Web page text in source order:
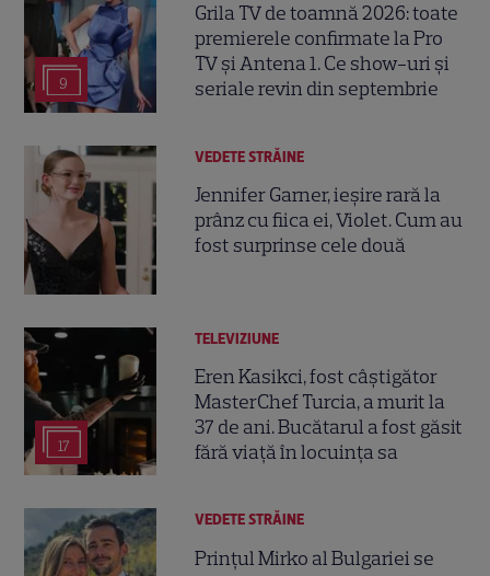
9
Grila TV de toamnă 2026: toate
premierele confirmate la Pro
TV și Antena 1. Ce show-uri și
seriale revin din septembrie
VEDETE STRĂINE
Jennifer Garner, ieșire rară la
prânz cu fiica ei, Violet. Cum au
fost surprinse cele două
17
TELEVIZIUNE
Eren Kasikci, fost câștigător
MasterChef Turcia, a murit la
37 de ani. Bucătarul a fost găsit
fără viață în locuința sa
VEDETE STRĂINE
Prințul Mirko al Bulgariei se